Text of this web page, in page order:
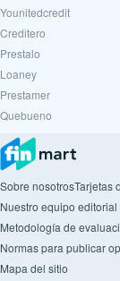
Younitedcredit
Creditero
Prestalo
Loaney
Prestamer
Quebueno
Sobre nosotrosTarjetas
Nuestro equipo
Metodología de
Normas para publicar
Mapa del sitio